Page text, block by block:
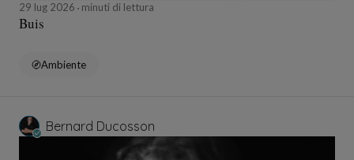
29 lug 2026 minuti di lettura
Buis
Ambiente
Bernard Ducosson